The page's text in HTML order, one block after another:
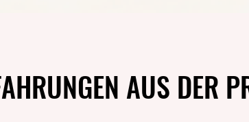
AUS DER
AUS DER